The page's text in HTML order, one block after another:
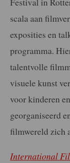
scala aan
exposities en
programma.
talentvolle
visuele kunst
voor kinderen
georganiseerd
filmwereld zich
International